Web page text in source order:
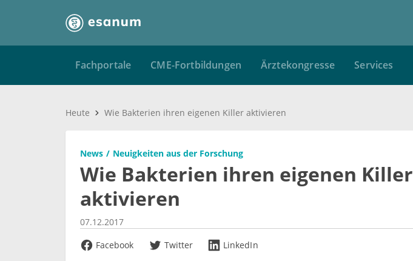
Fachportale CME-Fortbildungen Ärztekongresse Services
Heute Wie Bakterien ihren eigenen Killer aktivieren
News Neuigkeiten aus der Forschung
Wie Bakterien ihren eigenen Killer
aktivieren
07.12.2017
Facebook
Twitter LinkedIn